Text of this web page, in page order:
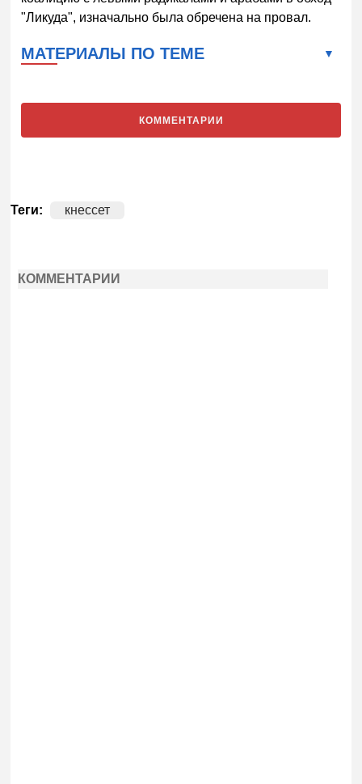
"Ликуда", изначально была обречена на провал.
МАТЕРИАЛЫ ПО ТЕМЕ
КОММЕНТАРИИ
Теги: кнессет
КОММЕНТАРИИ